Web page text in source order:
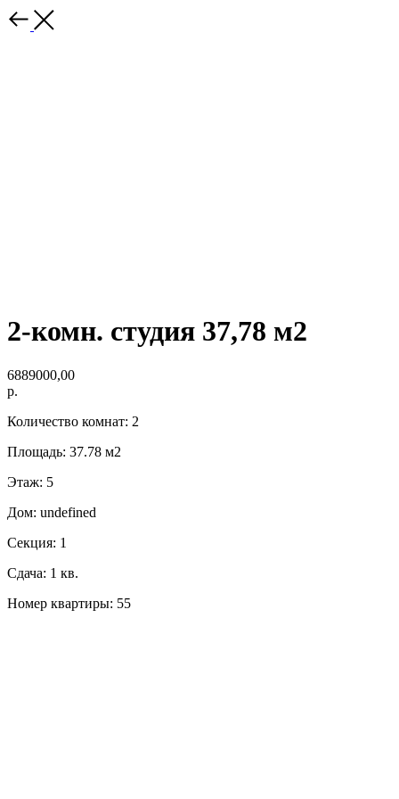
2-комн. студия 37,78 м2
6889000,00
р.
Количество комнат: 2
Площадь: 37.78 м2
Этаж: 5
Дом: undefined
Секция: 1
Сдача: 1 кв.
Номер квартиры: 55